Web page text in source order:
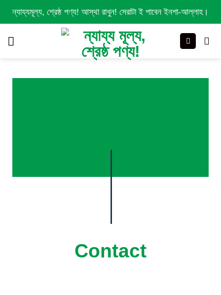
ন্যায্যমূল্য, শ্রেষ্ঠ পণ্য! আস্থা রাখুন! সেরাটা ই পাবেন ইনশা-আল্লাহ।
Contact